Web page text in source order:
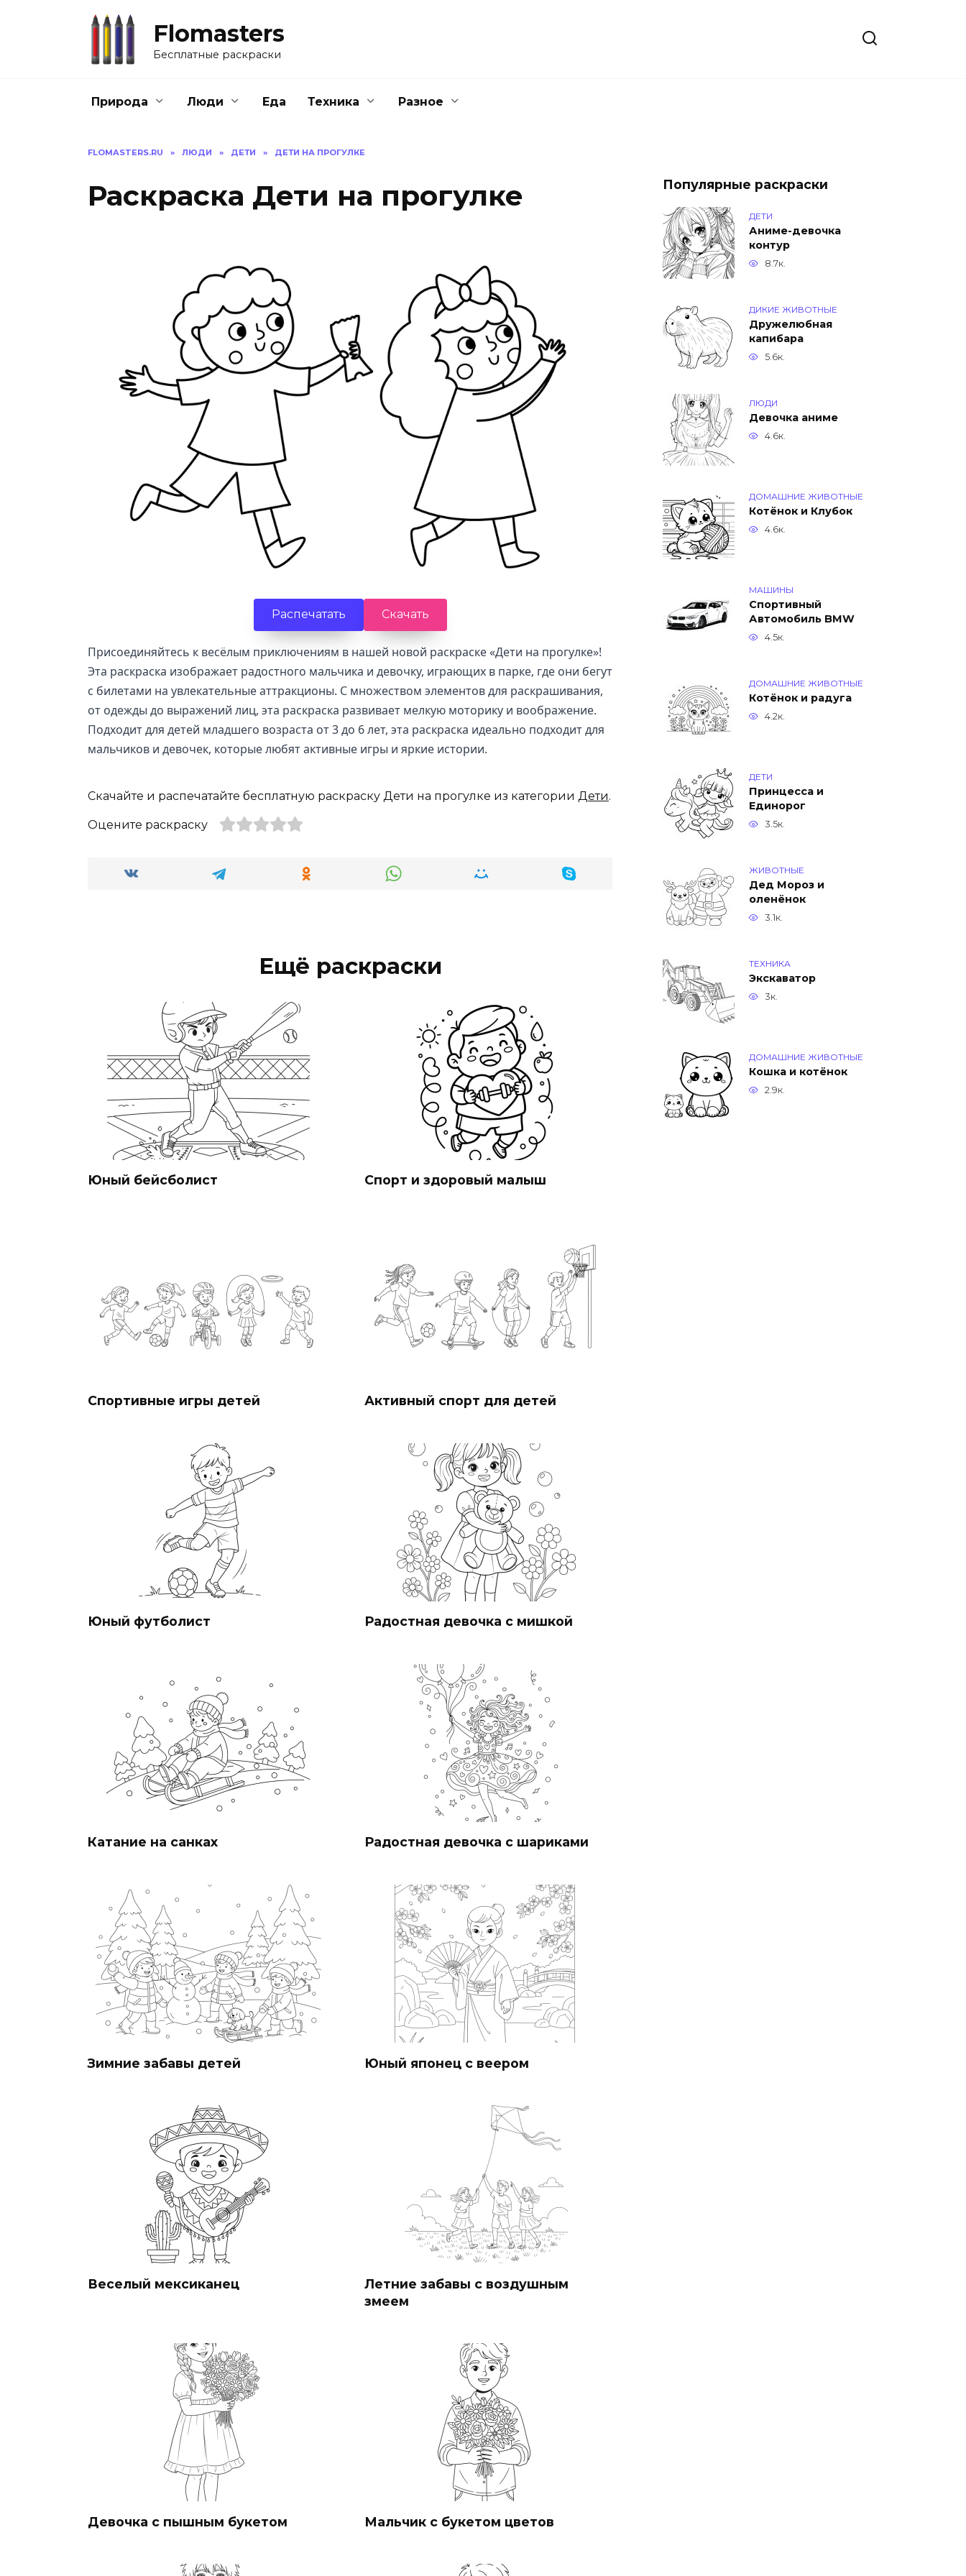
Flomasters
Бесплатные раскраски
Природа Люди Еда Техника Разное
FLOMASTERS.RU » ЛЮДИ » ДЕТИ » ДЕТИ НА ПРОГУЛКЕ
Раскраска Дети на прогулке
Распечатать Скачать
Присоединяйтесь к весёлым приключениям в нашей новой раскраске «Дети на прогулке»!
Эта раскраска изображает радостного мальчика и девочку, играющих в парке, где они бегут
с билетами на увлекательные аттракционы. С множеством элементов для раскрашивания,
от одежды до выражений лиц, эта раскраска развивает мелкую моторику и воображение.
Подходит для детей младшего возраста от 3 до 6 лет, эта раскраска идеально подходит для
мальчиков и девочек, которые любят активные игры и яркие истории.
Скачайте и распечатайте бесплатную раскраску Дети на прогулке из категории Дети.
Оцените раскраску
Ещё раскраски
Юный бейсболист Спорт и здоровый малыш
Спортивные игры детей Активный спорт для детей
Юный футболист Радостная девочка с мишкой
Катание на санках Радостная девочка с шариками
Зимние забавы детей Юный японец с веером
Веселый мексиканец
Летние забавы с воздушным
змеем
Девочка с пышным букетом Мальчик с букетом цветов
Популярные раскраски
ДЕТИ
Аниме-девочка
контур
8.7к.
ДИКИЕ ЖИВОТНЫЕ
Дружелюбная
капибара
5.6к.
ЛЮДИ
Девочка аниме
4.6к.
ДОМАШНИЕ ЖИВОТНЫЕ
Котёнок и Клубок
4.6к.
МАШИНЫ
Спортивный
Автомобиль BMW
4.5к.
ДОМАШНИЕ ЖИВОТНЫЕ
Котёнок и радуга
4.2к.
ДЕТИ
Принцесса и
Единорог
3.5к.
ЖИВОТНЫЕ
Дед Мороз и
оленёнок
3.1к.
ТЕХНИКА
Экскаватор
3к.
ДОМАШНИЕ ЖИВОТНЫЕ
Кошка и котёнок
2.9к.